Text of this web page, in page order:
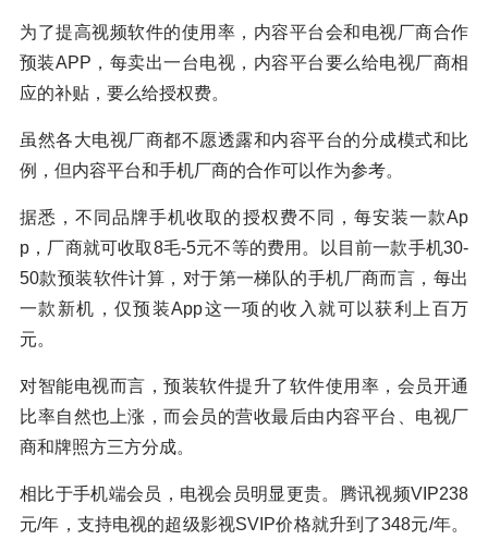
为了提高视频软件的使用率，内容平台会和电视厂商合作
预装APP，每卖出一台电视，内容平台要么给电视厂商相
应的补贴，要么给授权费。
虽然各大电视厂商都不愿透露和内容平台的分成模式和比
例，但内容平台和手机厂商的合作可以作为参考。
据悉，不同品牌手机收取的授权费不同，每安装一款Ap
p，厂商就可收取8毛-5元不等的费用。以目前一款手机30-
50款预装软件计算，对于第一梯队的手机厂商而言，每出
一款新机，仅预装App这一项的收入就可以获利上百万
元。
对智能电视而言，预装软件提升了软件使用率，会员开通
比率自然也上涨，而会员的营收最后由内容平台、电视厂
商和牌照方三方分成。
相比于手机端会员，电视会员明显更贵。腾讯视频VIP238
元/年，支持电视的超级影视SVIP价格就升到了348元/年。